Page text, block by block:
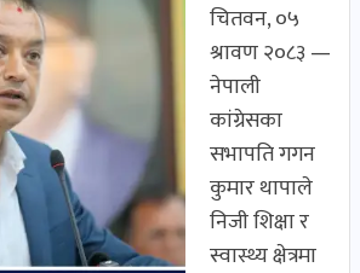
चितवन, ०५
श्रावण २०८३ —
नेपाली
कांग्रेसका
सभापति गगन
कुमार थापाले
निजी शिक्षा र
स्वास्थ्य क्षेत्रमा